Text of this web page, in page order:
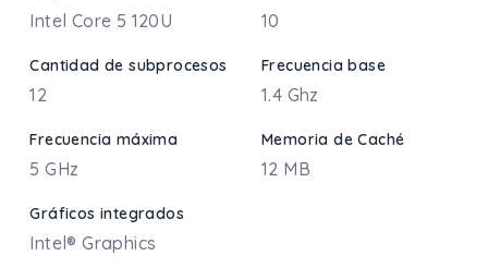
Intel Core 5 120U 10
Cantidad de subprocesos
12
Frecuencia base
1.4 Ghz
Frecuencia máxima
5 GHz
Memoria de Caché
12 MB
Gráficos integrados
Intel® Graphics